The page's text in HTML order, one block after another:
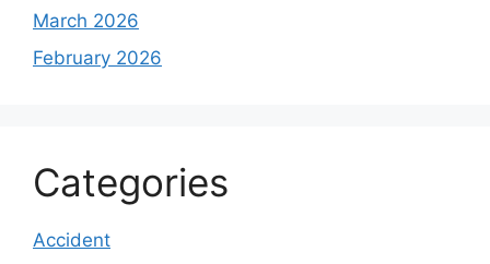
March 2026
February 2026
Categories
Accident